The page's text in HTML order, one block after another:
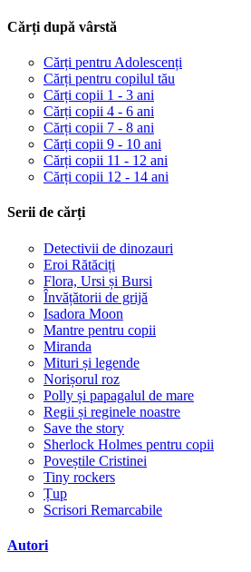
Cărți după vârstă
Cărți pentru Adolescenți
Cărți pentru copilul tău
Cărți copii 1 - 3 ani
Cărți copii 4 - 6 ani
Cărți copii 7 - 8 ani
Cărți copii 9 - 10 ani
Cărți copii 11 - 12 ani
Cărți copii 12 - 14 ani
Serii de cărți
Detectivii de dinozauri
Eroi Rătăciți
Flora, Ursi și Bursi
Învățătorii de grijă
Isadora Moon
Mantre pentru copii
Miranda
Mituri și legende
Norișorul roz
Polly și papagalul de mare
Regii și reginele noastre
Save the story
Sherlock Holmes pentru copii
Poveștile Cristinei
Tiny rockers
Țup
Scrisori Remarcabile
Autori